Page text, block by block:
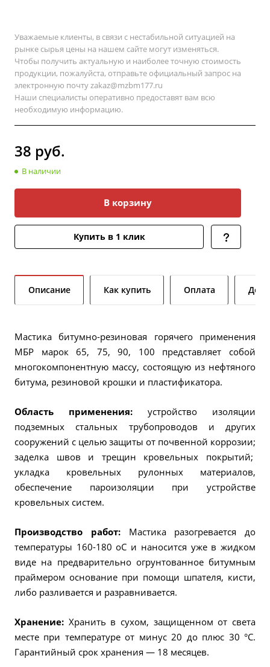
Уважаемые клиенты, в связи с нестабильной ситуацией на
рынке сырья цены на нашем сайте могут изменяться.
Чтобы получить актуальную и наиболее точную стоимость
продукции, пожалуйста, отправьте официальный запрос на
электронную почтуzakaz@mzbm177.ru
Наши специалисты оперативно предоставят вам всю
необходимую информацию.
38 руб.
В наличии
В корзину
Купить в 1 клик
Описание Как купить Оплата
Мастика битумно-резиновая горячего применения
МБР марок 65, 75, 90, 100 представляет собой
многокомпонентную массу, состоящую из нефтяного
битума, резиновой крошки и пластификатора.
Область применения: устройство изоляции
подземных стальных трубопроводов и других
сооружений с целью защиты от почвенной коррозии;
заделка швов и трещин кровельных покрытий;
укладка кровельных рулонных материалов,
обеспечение пароизоляции при устройстве
кровельных систем.
Производство работ:Мастика разогревается до
температуры 160-180 оС и наносится уже в жидком
виде на предварительно огрунтованное битумным
праймером основание при помощи шпателя, кисти,
либо разливается и разравнивается.
Хранение: Хранить в сухом, защищенном от света
месте при температуре от минус 20 до плюс 30 °С.
Гарантийный срок хранения — 18 месяцев.